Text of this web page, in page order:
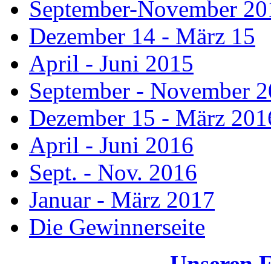
September-November
Dezember 14 - März 15
April - Juni 2015
September - November
Dezember 15 - März
April - Juni 2016
Sept. - Nov. 2016
Januar - März 2017
Die Gewinnerseite